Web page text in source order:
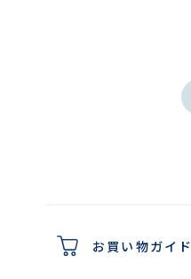
お買い物ガイド